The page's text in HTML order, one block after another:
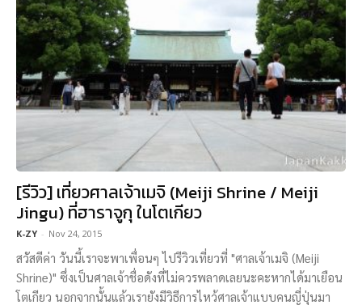
[รีวิว] เที่ยวศาลเจ้าเมจิ (Meiji Shrine / Meiji
Jingu) ที่ฮาราจูกุ ในโตเกียว
K-ZY - Nov 24, 2015
สวัสดีค่า วันนี้เราจะพาเพื่อนๆ ไปรีวิวเที่ยวที่ "ศาลเจ้าเมจิ (Meiji
Shrine)" ซึ่งเป็นศาลเจ้าชื่อดังที่ไม่ควรพลาดเลยนะคะหากได้มาเยือน
โตเกียว นอกจากนั้นแล้วเรายังมีวิธีการไหว้ศาลเจ้าแบบคนญี่ปุ่นมา